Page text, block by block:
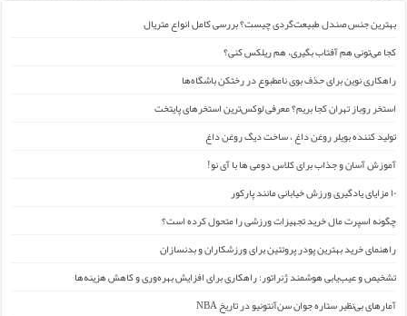
بهترین جنس صندل طبیعت‌گردی چیست؟ بررسی کامل انواع متریال
کجا می‌تونی هم آفتاب بگیری، هم ریلکس کنی؟
راهکاری نوین برای حذف بوی نامطبوع در رختکن باشگاه‌ها
استخر روباز تهران کجا بریم؟ معرفی لوکس‌ترین استخرهای پایتخت
تولید کننده بویلر روغن داغ ، ساخت دیگ روغن داغ
آموزش آسان و جذاب برای کلاس دومی ها با آی نو!
۱۰ مزایای یادگیری ورزش خیابانی مانند پارکور
چگونه اسپرت مال خرید تجهیزات ورزشی را متحول کرده است؟
راهنمای خرید بهترین پودر پروتئین برای ورزشکاران و بدنسازان
تشخیص و عیب‌یابی هوشمند ژنراتور: راهکاری برای افزایش بهره‌وری و کاهش هزینه‌ها
آمارهای بی‌نظیر ستاره جوان سن‌آنتونیو در تاریخ NBA